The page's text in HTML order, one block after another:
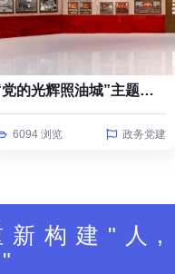
“党的光辉照油城”主题线上云展览
6094 浏览 政务党建
新构建"人,